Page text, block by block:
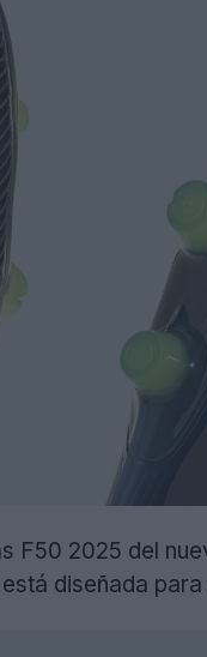
F50 2025 del
diseñada